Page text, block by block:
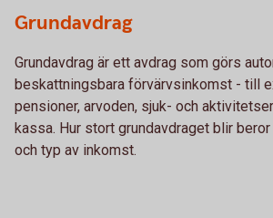
Grundavdrag
Grundavdrag är ett avdrag som görs
beskattningsbara förvärvsinkomst - till
pensioner, arvoden, sjuk- och
kassa. Hur stort grundavdraget blir
och typ av inkomst.